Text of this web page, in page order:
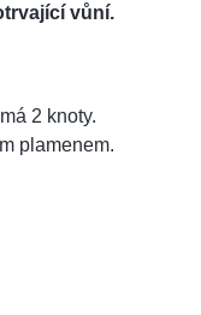
vůní.
2 knoty.
plamenem.